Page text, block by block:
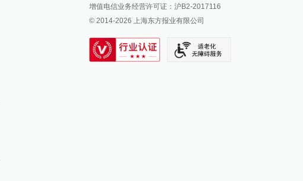
派生万物开放平台
IP SHANGHAI
SIXTH TONE
增值电信业务经营许可证：沪B2-2017116
© 2014-2026 上海东方报业有限公司